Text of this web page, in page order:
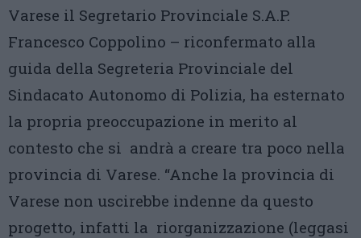
Varese il Segretario Provinciale S.A.P.
Francesco Coppolino – riconfermato alla
guida della Segreteria Provinciale del
Sindacato Autonomo di Polizia, ha esternato
la propria preoccupazione in merito al
contesto che si andrà a creare tra poco nella
provincia di Varese. “Anche la provincia di
Varese non uscirebbe indenne da questo
progetto, infatti la riorganizzazione (leggasi